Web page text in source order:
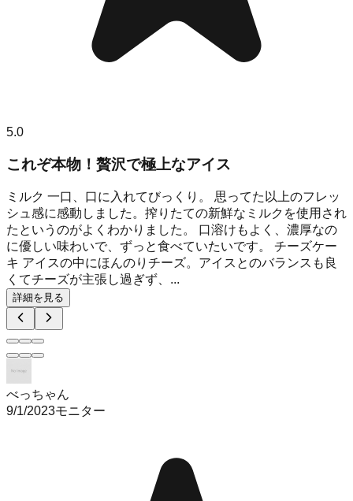
5.0
これぞ本物！贅沢で極上なアイス
ミルク 一口、口に入れてびっくり。 思ってた以上のフレッ
シュ感に感動しました。搾りたての新鮮なミルクを使用され
たというのがよくわかりました。 口溶けもよく、濃厚なの
に優しい味わいで、ずっと食べていたいです。 チーズケー
キ アイスの中にほんのりチーズ。アイスとのバランスも良
くてチーズが主張し過ぎず、...
詳細を見る
べっちゃん
9/1/2023モニター